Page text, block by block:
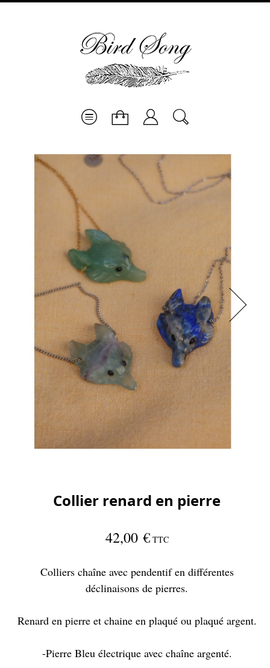
Collier renard en pierre
42,00 € TTC
Colliers chaîne avec pendentif en différentes
déclinaisons de pierres.
Renard en pierre et chaine en plaqué ou plaqué argent.
-Pierre Bleu électrique avec chaîne argenté.